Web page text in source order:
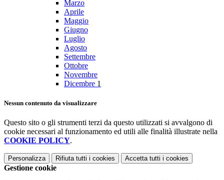
Marzo
Aprile
Maggio
Giugno
Luglio
Agosto
Settembre
Ottobre
Novembre
Dicembre 1
Nessun contenuto da visualizzare
Questo sito o gli strumenti terzi da questo utilizzati si avvalgono di
cookie necessari al funzionamento ed utili alle finalità illustrate nella
COOKIE POLICY.
Personalizza Rifiuta tutti i cookies Accetta tutti i cookies
Gestione cookie